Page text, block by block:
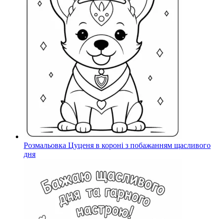
Розмальовка Цуценя в короні з побажанням щасливого
дня